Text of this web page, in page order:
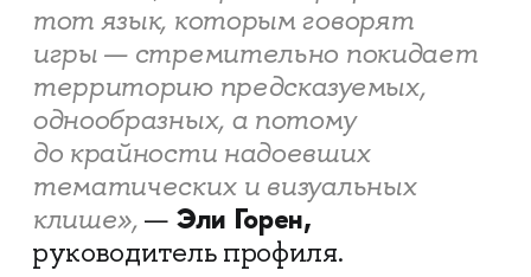
тот язык, которым говорят
игры — стремительно покидает
территорию предсказуемых,
однообразных, а потому
до крайности надоевших
тематических и визуальных
клише»,— Эли Горен,
руководитель профиля.